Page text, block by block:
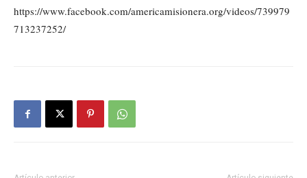
https://www.facebook.com/americamisionera.org/videos/739979
713237252/